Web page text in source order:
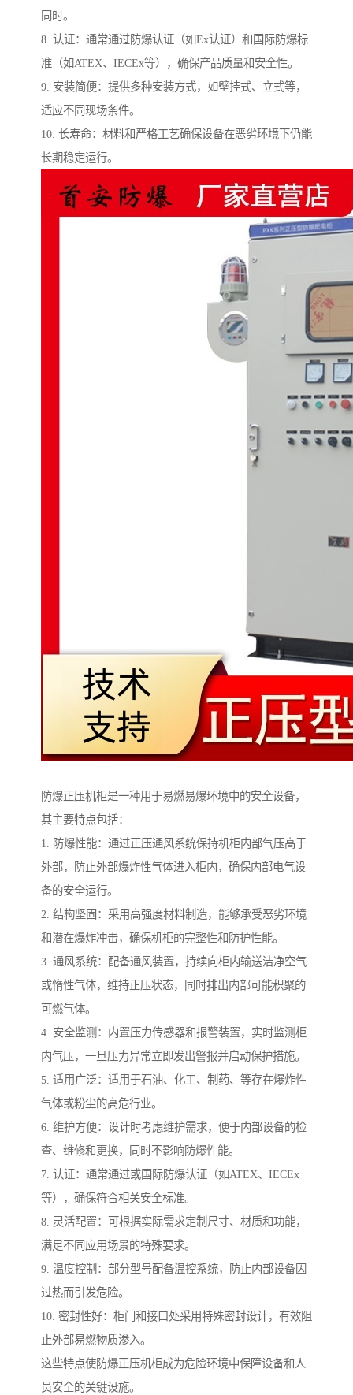
同时。
8. 认证：通常通过防爆认证（如Ex认证）和国际防爆标
准（如ATEX、IECEx等），确保产品质量和安全性。
9. 安装简便：提供多种安装方式，如壁挂式、立式等，
适应不同现场条件。
10. 长寿命：材料和严格工艺确保设备在恶劣环境下仍能
长期稳定运行。
防爆正压机柜是一种用于易燃易爆环境中的安全设备，
其主要特点包括：
1. 防爆性能：通过正压通风系统保持机柜内部气压高于
外部，防止外部爆炸性气体进入柜内，确保内部电气设
备的安全运行。
2. 结构坚固：采用高强度材料制造，能够承受恶劣环境
和潜在爆炸冲击，确保机柜的完整性和防护性能。
3. 通风系统：配备通风装置，持续向柜内输送洁净空气
或惰性气体，维持正压状态，同时排出内部可能积聚的
可燃气体。
4. 安全监测：内置压力传感器和报警装置，实时监测柜
内气压，一旦压力异常立即发出警报并启动保护措施。
5. 适用广泛：适用于石油、化工、制药、等存在爆炸性
气体或粉尘的高危行业。
6. 维护方便：设计时考虑维护需求，便于内部设备的检
查、维修和更换，同时不影响防爆性能。
7. 认证：通常通过或国际防爆认证（如ATEX、IECEx
等），确保符合相关安全标准。
8. 灵活配置：可根据实际需求定制尺寸、材质和功能，
满足不同应用场景的特殊要求。
9. 温度控制：部分型号配备温控系统，防止内部设备因
过热而引发危险。
10. 密封性好：柜门和接口处采用特殊密封设计，有效阻
止外部易燃物质渗入。
这些特点使防爆正压机柜成为危险环境中保障设备和人
员安全的关键设施。